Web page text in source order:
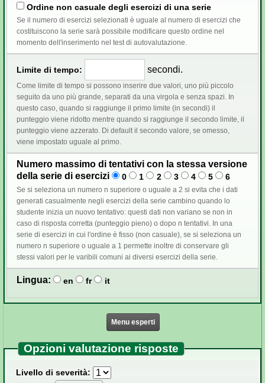
Ordine non casuale degli esercizi di una serie
Se il numero di esercizi selezionati è uguale al numero di esercizi che
costituiscono la serie sarà possibile modificare questo ordine nel
momento dell'inserimento nel test di autovalutazione.
Limite di tempo: secondi.
Come limite di tempo si possono inserire due valori, uno più piccolo
seguito da uno più grande, separati da una virgola e senza spazi. In
questo caso, quando si raggiunge il primo limite (in secondi) il
punteggio viene ridotto mentre quando si raggiunge il secondo limite, il
punteggio viene azzerato. Di default il secondo valore, se omesso,
viene impostato uguale al primo.
Numero massimo di tentativi con la stessa versione
della serie di esercizi
0 1 2 3 4 5 6
Se si seleziona un numero n superiore o uguale a 2 si evita che i dati
generati casualmente negli esercizi della serie cambino quando lo
studente inizia un nuovo tentativo: questi dati non variano se non in
caso di risposta corretta (punteggio pieno) o dopo n tentativi. In una
serie di esercizi in cui l'ordine è fisso (non casuale), se si seleziona un
numero n superiore o uguale a 1 permette inoltre di conservare gli
stessi valori per le varibili comuni ai diversi esercizi della serie.
Lingua: en fr it
Menu esperti
Opzioni valutazione risposte
Livello di severità: